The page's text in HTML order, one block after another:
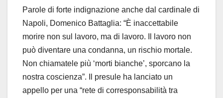
Parole di forte indignazione anche dal cardinale di
Napoli, Domenico Battaglia: “È inaccettabile
morire non sul lavoro, ma di lavoro. Il lavoro non
può diventare una condanna, un rischio mortale.
Non chiamatele più ‘morti bianche’, sporcano la
nostra coscienza”. Il presule ha lanciato un
appello per una “rete di corresponsabilità tra